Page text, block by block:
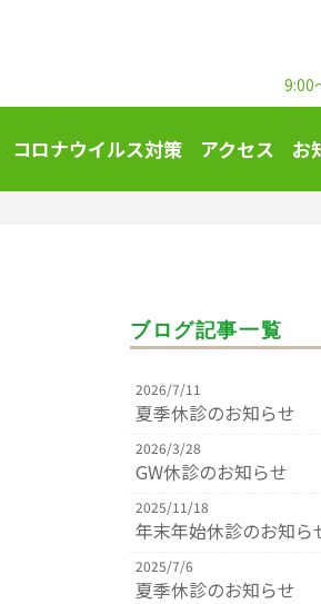
9:00
コロナウイルス対策 アクセス お
ブログ記事一覧
2026/7/11
夏季休診のお知らせ
2026/3/28
GW休診のお知らせ
2025/11/18
年末年始休診のお知ら
2025/7/6
夏季休診のお知らせ